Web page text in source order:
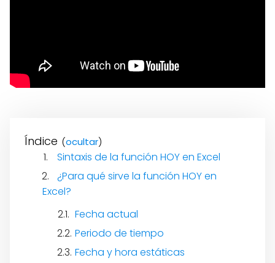
Índice ( )
Sintaxis de la función HOY en Excel
¿Para qué sirve la función HOY en
Excel?
Fecha actual
Periodo de tiempo
Fecha y hora estáticas